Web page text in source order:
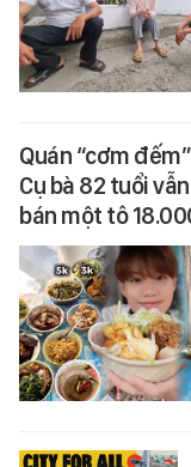
Quán “cơm
Cụ bà 82 tuổi
bán một tô